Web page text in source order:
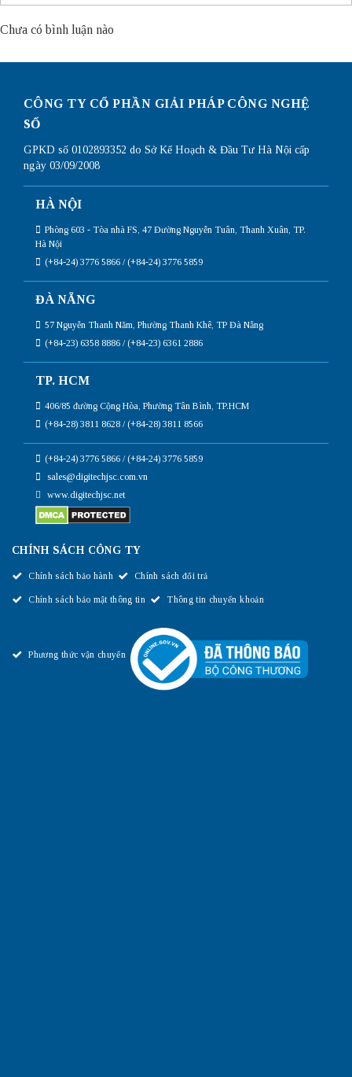
Chưa có bình luận nào
CÔNG TY CỔ PHẦN GIẢI PHÁP CÔNG NGHỆ
SỐ
GPKD số 0102893352 do Sở Kế Hoạch & Đầu Tư Hà Nội cấp
ngày 03/09/2008
HÀ NỘI
Phòng 603 - Tòa nhà FS, 47 Đường Nguyễn Tuân, Thanh Xuân, TP.
Hà Nội
(+84-24) 3776 5866 / (+84-24) 3776 5859
ĐÀ NẴNG
57 Nguyễn Thanh Năm, Phường Thanh Khê, TP Đà Nẵng
(+84-23) 6358 8886 / (+84-23) 6361 2886
TP. HCM
406/85 đường Cộng Hòa, Phường Tân Bình, TP.HCM
(+84-28) 3811 8628 / (+84-28) 3811 8566
(+84-24) 3776 5866 / (+84-24) 3776 5859
sales@digitechjsc.com.vn
www.digitechjsc.net
CHÍNH SÁCH CÔNG TY
Chính sách bảo hành Chính sách đổi trả
Chính sách bảo mật thông tin Thông tin chuyển khoản
Phương thức vận chuyển